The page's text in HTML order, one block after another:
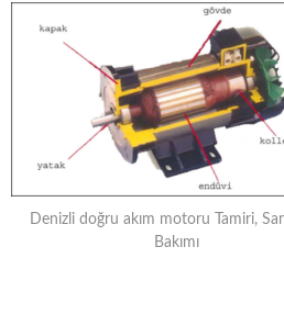
Denizli doğru akım motoru Tamiri,
Bakımı